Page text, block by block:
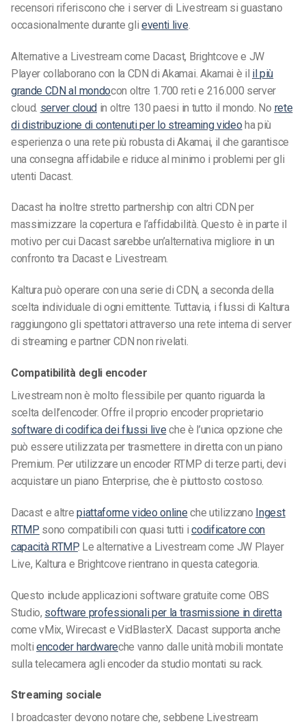
recensori riferiscono che i server di Livestream si guastano
occasionalmente durante glieventi live.
Alternative a Livestream come Dacast, Brightcove e JW
Player collaborano con la CDN di Akamai. Akamai è il il più
grande CDN al mondocon oltre 1.700 reti e 216.000 server
cloud. server cloudin oltre 130 paesi in tutto il mondo. No rete
di distribuzione di contenuti per lo streaming video ha più
esperienza o una rete più robusta di Akamai, il che garantisce
una consegna affidabile e riduce al minimo i problemi per gli
utenti Dacast.
Dacast ha inoltre stretto partnership con altri CDN per
massimizzare la copertura e l’affidabilità. Questo è in parte il
motivo per cui Dacast sarebbe un’alternativa migliore in un
confronto tra Dacast e Livestream.
Kaltura può operare con una serie di CDN, a seconda della
scelta individuale di ogni emittente. Tuttavia, i flussi di Kaltura
raggiungono gli spettatori attraverso una rete interna di server
di streaming e partner CDN non rivelati.
Compatibilità degli encoder
Livestream non è molto flessibile per quanto riguarda la
scelta dell’encoder. Offre il proprio encoder proprietario
software di codifica dei flussi live che è l’unica opzione che
può essere utilizzata per trasmettere in diretta con un piano
Premium. Per utilizzare un encoder RTMP di terze parti, devi
acquistare un piano Enterprise, che è piuttosto costoso.
Dacast e altrepiattaforme video online che utilizzano Ingest
RTMP sono compatibili con quasi tutti icodificatore con
capacità RTMP. Le alternative a Livestream come JW Player
Live, Kaltura e Brightcove rientrano in questa categoria.
Questo include applicazioni software gratuite come OBS
Studio, software professionali per la trasmissione in diretta
come vMix, Wirecast e VidBlasterX. Dacast supporta anche
moltiencoder hardwareche vanno dalle unità mobili montate
sulla telecamera agli encoder da studio montati su rack.
Streaming sociale
I broadcaster devono notare che, sebbene Livestream